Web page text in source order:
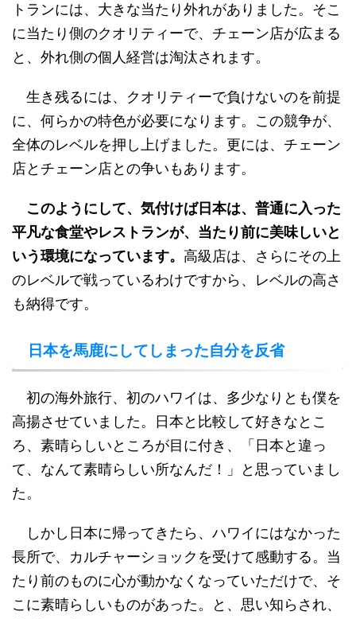
トランには、大きな当たり外れがありました。そこ
に当たり側のクオリティーで、チェーン店が広まる
と、外れ側の個人経営は淘汰されます。
生き残るには、クオリティーで負けないのを前提
に、何らかの特色が必要になります。この競争が、
全体のレベルを押し上げました。更には、チェーン
店とチェーン店との争いもあります。
このようにして、気付けば日本は、普通に入った
平凡な食堂やレストランが、当たり前に美味しいと
いう環境になっています。 高級店は、さらにその上
のレベルで戦っているわけですから、レベルの高さ
も納得です。
日本を馬鹿にしてしまった自分を反省
初の海外旅行、初のハワイは、多少なりとも僕を
高揚させていました。日本と比較して好きなとこ
ろ、素晴らしいところが目に付き、「日本と違っ
て、なんて素晴らしい所なんだ！」と思っていまし
た。
しかし日本に帰ってきたら、ハワイにはなかった
長所で、カルチャーショックを受けて感動する。当
たり前のものに心が動かなくなっていただけで、そ
こに素晴らしいものがあった。と、思い知らされ、